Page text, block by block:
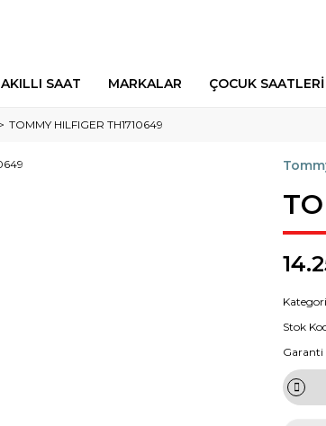
AKILLI SAAT MARKALAR ÇOCUK SAATLERİ
TOMMY HILFIGER TH1710649
Kategori
Stok
Garanti